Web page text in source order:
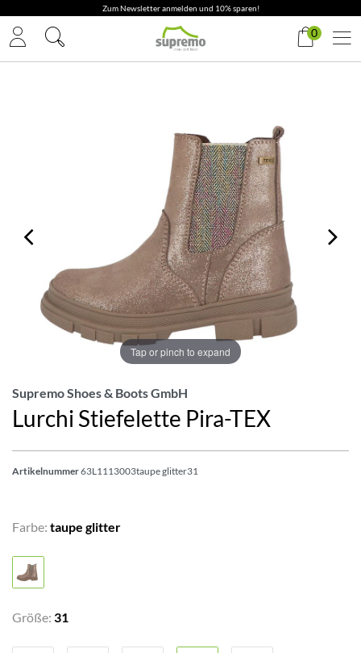
Zum Newsletter anmelden und 10% sparen!
0
Tap or pinch to expand
Supremo Shoes & Boots GmbH
Lurchi Stiefelette Pira-TEX
Artikelnummer63L1113003taupe glitter31
Farbe: taupe glitter
Größe: 31